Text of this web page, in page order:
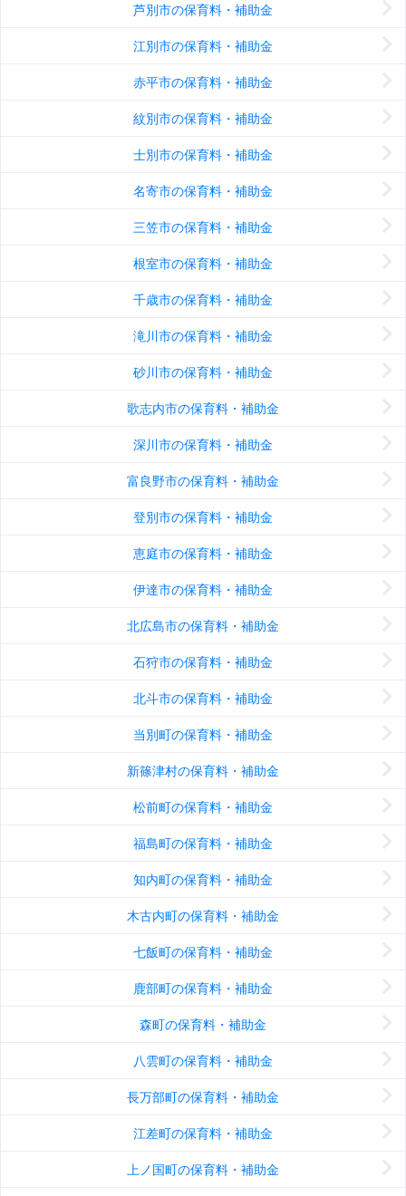
芦別市の保育料・補助金
江別市の保育料・補助金
赤平市の保育料・補助金
紋別市の保育料・補助金
士別市の保育料・補助金
名寄市の保育料・補助金
三笠市の保育料・補助金
根室市の保育料・補助金
千歳市の保育料・補助金
滝川市の保育料・補助金
砂川市の保育料・補助金
歌志内市の保育料・補助金
深川市の保育料・補助金
富良野市の保育料・補助金
登別市の保育料・補助金
恵庭市の保育料・補助金
伊達市の保育料・補助金
北広島市の保育料・補助金
石狩市の保育料・補助金
北斗市の保育料・補助金
当別町の保育料・補助金
新篠津村の保育料・補助金
松前町の保育料・補助金
福島町の保育料・補助金
知内町の保育料・補助金
木古内町の保育料・補助金
七飯町の保育料・補助金
鹿部町の保育料・補助金
森町の保育料・補助金
八雲町の保育料・補助金
長万部町の保育料・補助金
江差町の保育料・補助金
上ノ国町の保育料・補助金